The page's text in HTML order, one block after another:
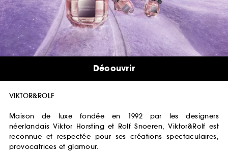
VIKTOR&ROLF
Maison de luxe fondée en 1992 par les designers
néerlandais Viktor Horsting et Rolf Snoeren, Viktor&Rolf est
reconnue et respectée pour ses créations spectaculaires,
provocatrices et glamour.
Découvrir